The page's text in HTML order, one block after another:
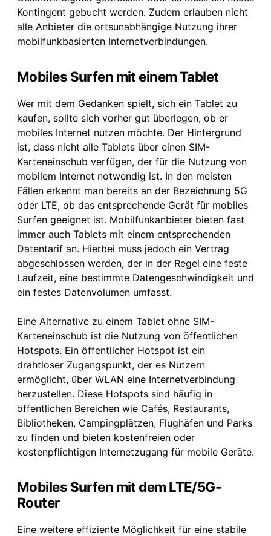
Kontingent gebucht werden. Zudem erlauben nicht
alle Anbieter die ortsunabhängige Nutzung ihrer
mobilfunkbasierten Internetverbindungen.
Mobiles Surfen mit einem Tablet
Wer mit dem Gedanken spielt, sich ein Tablet zu
kaufen, sollte sich vorher gut überlegen, ob er
mobiles Internet nutzen möchte. Der Hintergrund
ist, dass nicht alle Tablets über einen SIM-
Karteneinschub verfügen, der für die Nutzung von
mobilem Internet notwendig ist. In den meisten
Fällen erkennt man bereits an der Bezeichnung 5G
oder LTE, ob das entsprechende Gerät für mobiles
Surfen geeignet ist. Mobilfunkanbieter bieten fast
immer auch Tablets mit einem entsprechenden
Datentarif an. Hierbei muss jedoch ein Vertrag
abgeschlossen werden, der in der Regel eine feste
Laufzeit, eine bestimmte Datengeschwindigkeit und
ein festes Datenvolumen umfasst.
Eine Alternative zu einem Tablet ohne SIM-
Karteneinschub ist die Nutzung von öffentlichen
Hotspots. Ein öffentlicher Hotspot ist ein
drahtloser Zugangspunkt, der es Nutzern
ermöglicht, über WLAN eine Internetverbindung
herzustellen. Diese Hotspots sind häufig in
öffentlichen Bereichen wie Cafés, Restaurants,
Bibliotheken, Campingplätzen, Flughäfen und Parks
zu finden und bieten kostenfreien oder
kostenpflichtigen Internetzugang für mobile Geräte.
Mobiles Surfen mit dem LTE/5G-
Router
Eine weitere effiziente Möglichkeit für eine stabile